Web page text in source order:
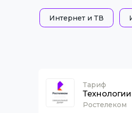
Интернет и ТВ
Тариф
Ростелеком